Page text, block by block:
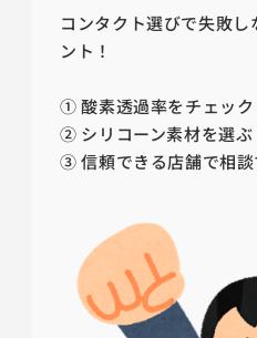
コンタクト選びで失敗
ント！
① 酸素透過率をチェック
② シリコーン素材を選ぶ
③ 信頼できる店舗で相談